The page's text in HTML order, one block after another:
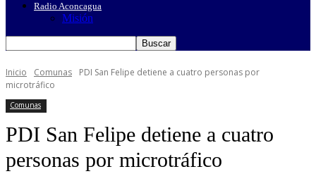
Radio Aconcagua
Misión
Inicio Comunas
PDI San Felipe detiene a cuatro personas por
microtráfico
Comunas
PDI San Felipe detiene a cuatro
personas por microtráfico